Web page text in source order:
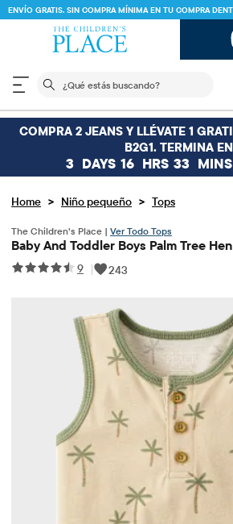
ENVÍO GRATIS. SIN COMPRA MÍNIMA EN TU COMPRA
CÓDIGO
El siguiente campo de
COMPRA 2 JEANS Y LLÉVATE 1
B2G1. TERMINA
3 DAYS 16 HRS 33 MINS
Home > Niño pequeño > Tops
The Children’s Place | Ver Todo Tops
Baby And Toddler Boys Palm Tree
9 | 243